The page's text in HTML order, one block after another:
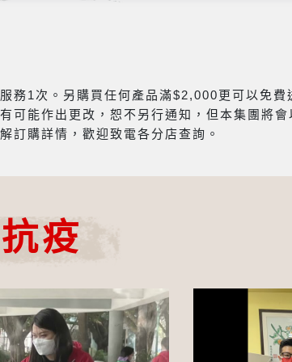
務1次。另購買任何產品滿$2,000更可以免費
可能作出更改，恕不另行通知，但本集團將
訂購詳情，歡迎致電各分店查詢。
疫